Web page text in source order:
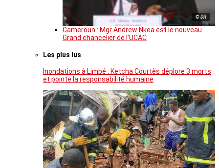
© DR
Cameroun : Mgr Andrew Nkea est le nouveau
Grand chancelier de l’UCAC
Les plus lus
Inondations à Limbé : Ketcha Courtès déplore 3 morts
et pointe la responsabilité humaine